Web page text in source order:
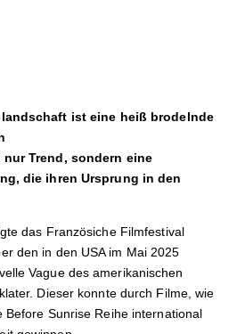
ist eine heiß brodelnde
Trend, sondern eine
die ihren Ursprung in den
das Französiche Filmfestival
den in den USA im Mai 2025
Vague des amerikanischen
Dieser konnte durch Filme, wie
Before Sunrise Reihe international